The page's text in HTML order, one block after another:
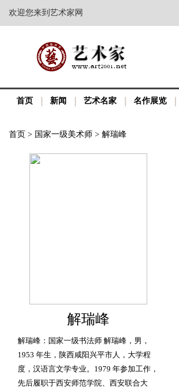
欢迎您来到艺术家网
首页 新闻 艺术名家 名作展览
首页 > 国家一级美术师 > 解瑞峰
解瑞峰
解瑞峰：国家一级书法师 解瑞峰，男，
1953 年生，陕西咸阳兴平市人，大学程
度，汉语言文学专业。1979 年参加工作，
先后履职于西安师范学院、西安联合大